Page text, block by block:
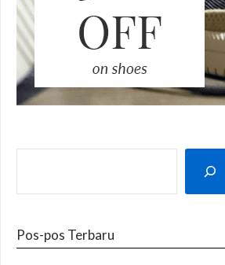
Pos-pos Terbaru